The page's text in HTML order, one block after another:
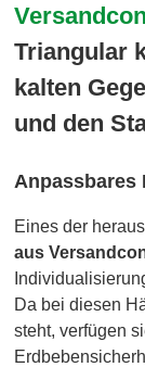
Triangular
kalten
und den
Anpassbares
Eines der
aus
Da bei diesen
steht, verfügen